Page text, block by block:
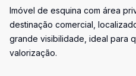
Imóvel de esquina com área
destinação comercial,
grande visibilidade, ideal para
valorização.